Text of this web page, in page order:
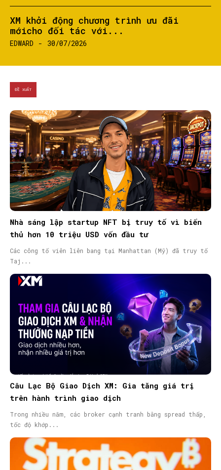
SEARCH...
XM khởi động chương trình ưu đãi
mớicho đối tác với...
EDWARD - 30/07/2026
ĐỀ XUẤT
Nhà sáng lập startup NFT bị truy tố vì biển
thủ hơn 10 triệu USD vốn đầu tư
Các công tố viên liên bang tại Manhattan (Mỹ) đã truy tố
Taj...
Câu Lạc Bộ Giao Dịch XM: Gia tăng giá trị
trên hành trình giao dịch
Trong nhiều năm, các broker cạnh tranh bằng spread thấp,
tốc độ khớp...